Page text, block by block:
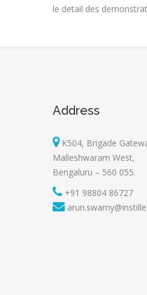
le detail des
Address
K504, Brigade
Malleshwaram West,
Bengaluru – 560 055.
+91 98804 86727